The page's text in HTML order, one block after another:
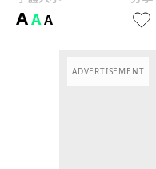
AAA
ADVERTISEMENT